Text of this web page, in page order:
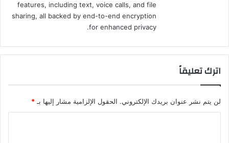
features, including text, voice calls, and file
sharing, all backed by end-to-end encryption
for enhanced privacy.
اترك تعليقاً
لن يتم نشر عنوان بريدك الإلكتروني. الحقول الإلزامية مشار إليها بـ*